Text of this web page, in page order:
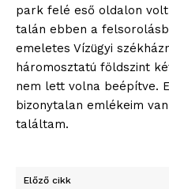
park felé eső oldalon
talán ebben a
emeletes Vízügyi
háromosztatú földszint
nem lett volna beépítve.
bizonytalan emlékeim
találtam.
Előző cikk